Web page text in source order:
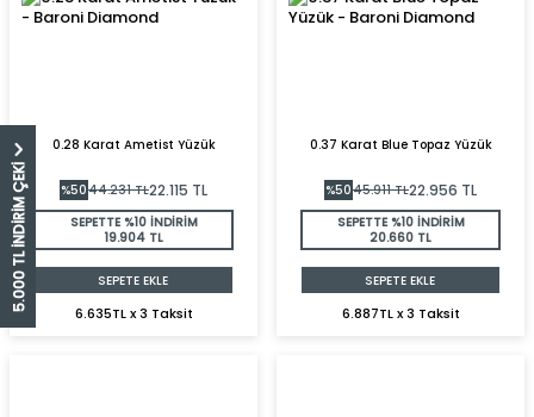
5.000 TL İNDİRİM ÇEKİ
0.28 Karat Ametist Yüzük
%5044.231TL22.115 TL
SEPETTE %10 İNDİRİM
19.904 TL
SEPETE EKLE
6.635TL x 3 Taksit
0.37 Karat Blue Topaz Yüzük
%5045.911TL22.956 TL
SEPETTE %10 İNDİRİM
20.660 TL
SEPETE EKLE
6.887TL x 3 Taksit